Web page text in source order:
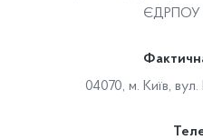
ЄДРПОУ
04070, м. Київ, вул.